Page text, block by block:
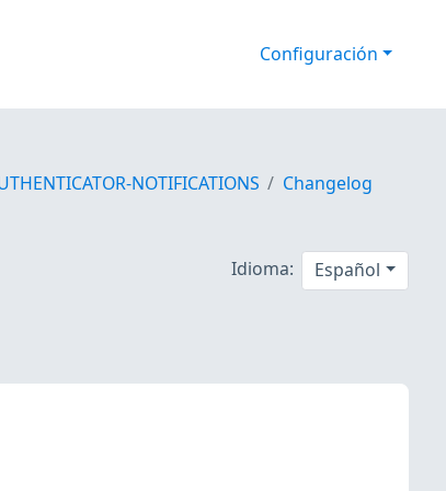
Configuración
NOTIFICATIONS
Changelog
Idioma: Español